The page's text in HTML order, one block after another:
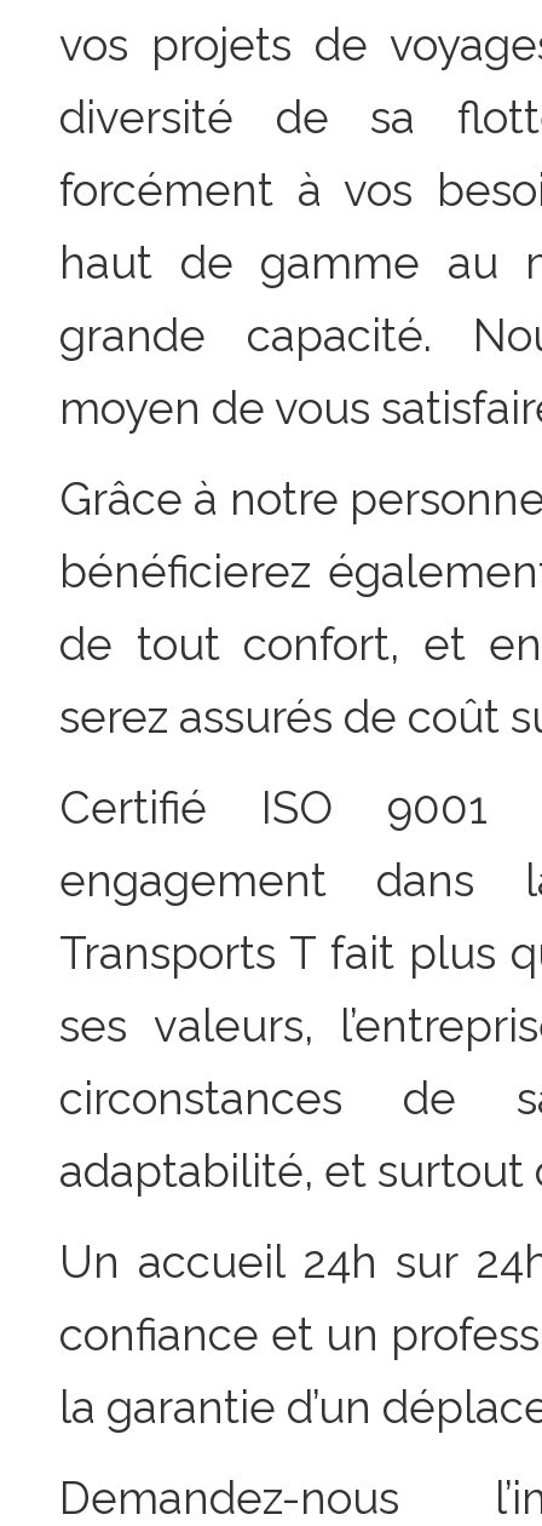
vos projets de
diversité de sa
forcément à vos
haut de gamme au
grande capacité.
moyen de vous
Grâce à notre
bénéficierez
de tout confort, et
serez assurés de coût
Certifié ISO 9001
engagement dans
Transports T fait plus
ses valeurs,
circonstances de
adaptabilité, et surtout
Un accueil 24h sur
confiance et un
la garantie d’un
Demandez-nous